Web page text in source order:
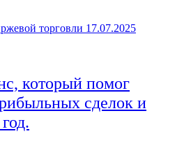
торговли 17.07.2025
который помог
сделок и